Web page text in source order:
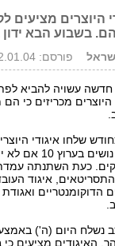
בשבוע הבא
פורסם: 22.01.04, 11:17
היוצרים מכריזים כי
שלחו איגודי
הסדר
כעת השתנתה
איגוד
הדוקומנטריים
האיגודים מציעים